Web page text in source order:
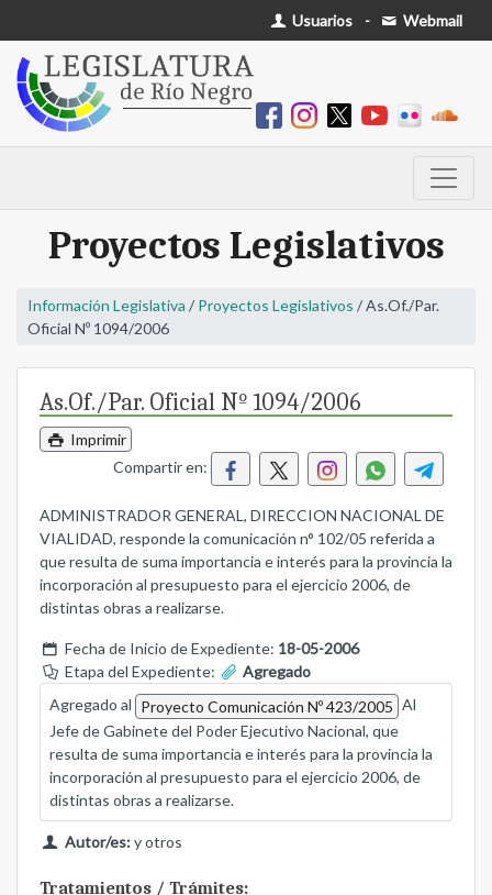
Usuarios - Webmail
Proyectos Legislativos
Información Legislativa / Proyectos Legislativos / As.Of./Par.
Oficial Nº 1094/2006
As.Of./Par. Oficial Nº 1094/2006
Imprimir
Compartir en:
ADMINISTRADOR GENERAL, DIRECCION NACIONAL DE
VIALIDAD, responde la comunicación n° 102/05 referida a
que resulta de suma importancia e interés para la provincia la
incorporación al presupuesto para el ejercicio 2006, de
distintas obras a realizarse.
Fecha de Inicio de Expediente: 18-05-2006
Etapa del Expediente:
Agregado
Agregado al Proyecto Comunicación Nº 423/2005 Al
Jefe de Gabinete del Poder Ejecutivo Nacional, que
resulta de suma importancia e interés para la provincia la
incorporación al presupuesto para el ejercicio 2006, de
distintas obras a realizarse.
Autor/es:y otros
Tratamientos / Trámites: